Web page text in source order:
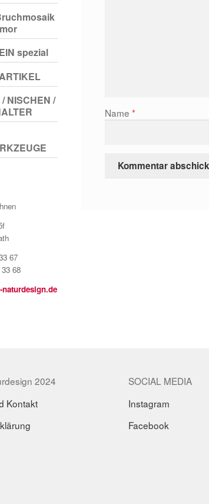
Name*
spezial
NISCHEN /
67
68
2024
Kontakt
SOCIAL MEDIA
Instagram
Facebook